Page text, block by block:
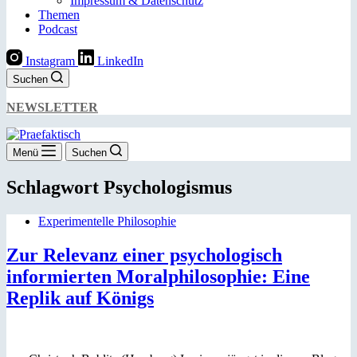
Themen
Podcast
Instagram LinkedIn
Suchen
NEWSLETTER
Menü Suchen
Schlagwort Psychologismus
Experimentelle Philosophie
Zur Relevanz einer psychologisch
informierten Moralphilosophie: Eine
Replik auf Königs